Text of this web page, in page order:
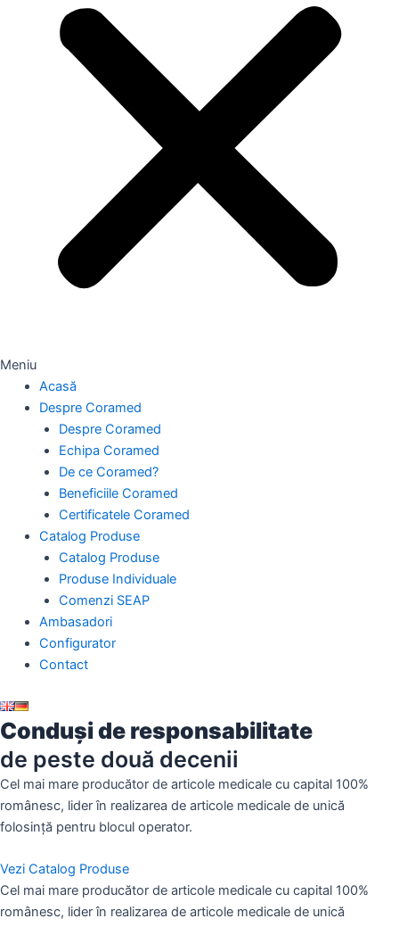
Meniu
Acasă
Despre Coramed
Despre Coramed
Echipa Coramed
De ce Coramed?
Beneficiile Coramed
Certificatele Coramed
Catalog Produse
Catalog Produse
Produse Individuale
Comenzi SEAP
Ambasadori
Configurator
Contact
Conduși de responsabilitate
de peste două decenii
Cel mai mare producător de articole medicale cu capital 100%
românesc, lider în realizarea de articole medicale de unică
folosință pentru blocul operator.
Vezi Catalog Produse
Cel mai mare producător de articole medicale cu capital 100%
românesc, lider în realizarea de articole medicale de unică